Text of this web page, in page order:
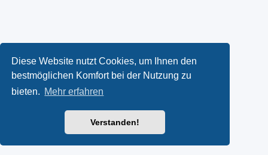
Diese Website nutzt Cookies, um Ihnen den
bestmöglichen Komfort bei der Nutzung zu
bieten. Mehr erfahren
Verstanden!